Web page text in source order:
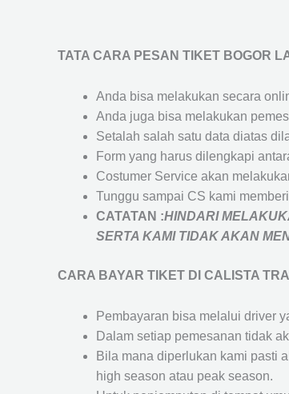
TATA CARA PESAN TIKET BOGOR
Anda bisa melakukan secara
Anda juga bisa melakukan
Setalah salah satu data diatas
Form yang harus dilengkapi
Costumer Service akan
Tunggu sampai CS kami
CATATAN :HINDARI
SERTA KAMI TIDAK AKAN
CARA BAYAR TIKET DI CALISTA
Pembayaran bisa melalui driver
Dalam setiap pemesanan tidak
Bila mana diperlukan kami pasti
high season atau peak season.